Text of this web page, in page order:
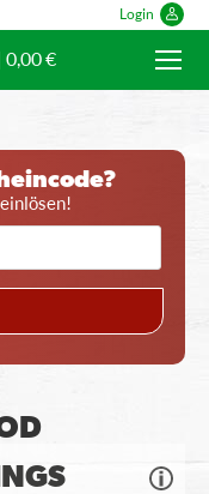
Login
0,00 €